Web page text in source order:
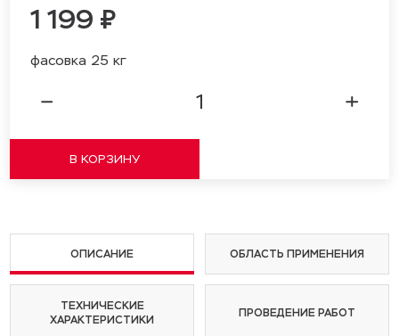
1 199 ₽
фасовка 25 кг
ОПИСАНИЕ ОБЛАСТЬ ПРИМЕНЕНИЯ
ТЕХНИЧЕСКИЕ
ХАРАКТЕРИСТИКИ
ПРОВЕДЕНИЕ РАБОТ